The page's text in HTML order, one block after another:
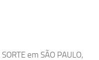
em SÃO PAULO,